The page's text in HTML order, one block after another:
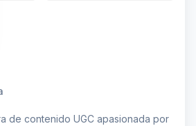
de contenido UGC apasionada por